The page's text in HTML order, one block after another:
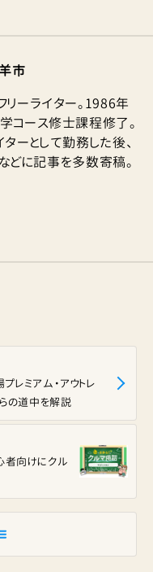
市
ーライター。1986年
コース修士課程修了。
ーとして勤務した後、
どに記事を多数寄稿。
者向けにクル
レミアム・アウトレ
の道中を解説